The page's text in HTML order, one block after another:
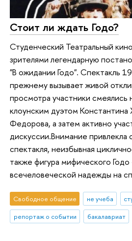
Стоит ли ждать Годо?
Студенческий Театральный
зрителями легендарную
"В ожидании Годо". Спектакль
прежнему вызывает живой
просмотра участники смеялись
клоунским дуэтом Константина
Федорова, а затем активно
дискуссии.Внимание привлекла
спектакля, неизбывная
также фигура мифического
всечеловеческой надежды на
Свободное общение не учеба
репортаж о событии
бакалавриат